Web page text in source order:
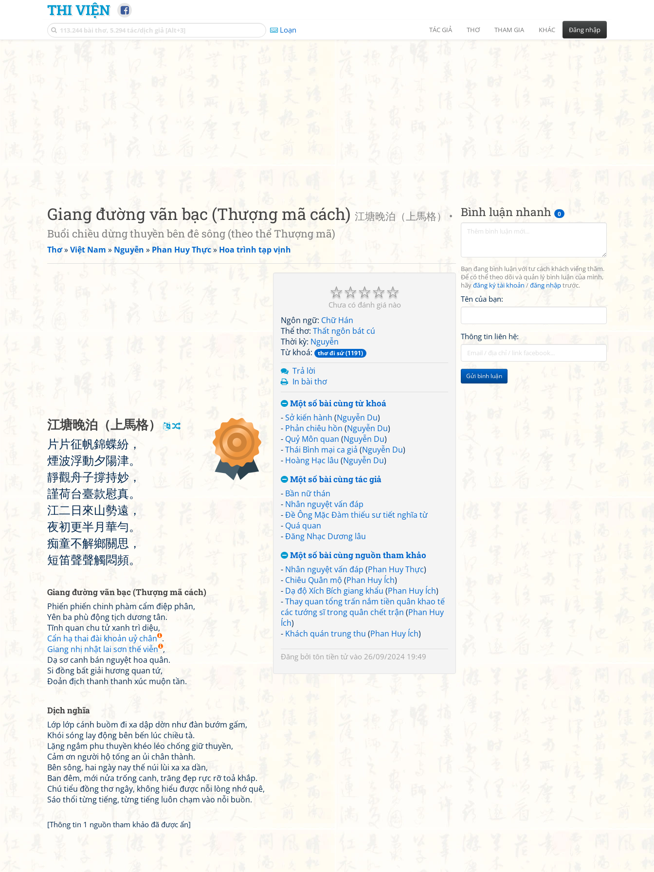
THI VIỆN
Loạn TÁC GIẢ THƠ THAM GIA KHÁC Đăng nhập
Bình luận nhanh 0
Bạn đang bình luận với tư cách khách viếng thăm.
Để có thể theo dõi và quản lý bình luận của mình,
hãyđăng ký tài khoản /đăng nhậptrước.
Tên của bạn:
Thông tin liên hệ:
Gửi bình luận
Giang đường vãn bạc (Thượng mã cách) 江塘晚泊（上馬格） •
Buổi chiều dừng thuyền bên đê sông (theo thể Thượng mã)
Thơ»Việt Nam » Nguyễn » Phan Huy Thực» Hoa trình tạp vịnh
☆
☆
☆
☆
☆
Chưa có đánh giá nào
Ngôn ngữ: Chữ Hán
Thể thơ: Thất ngôn bát cú
Thời kỳ: Nguyễn
Từ khoá:
thơ đi sứ (1191)
Trả lời
In bài thơ
Một số bài cùng từ khoá
-Sở kiến hành (Nguyễn Du)
- Phản chiêu hồn (Nguyễn Du)
- Quỷ Môn quan (Nguyễn Du)
-Thái Bình mại ca giả (Nguyễn Du)
- Hoàng Hạc lâu (Nguyễn Du)
Một số bài cùng tác giả
- Bần nữ thán
- Nhân nguyệt vấn đáp
-Đề Ông Mặc Đàm thiếu sư tiết nghĩa từ
- Quá quan
-Đăng Nhạc Dương lâu
Một số bài cùng nguồn tham khảo
- Nhân nguyệt vấn đáp (Phan Huy Thực)
- Chiêu Quân mộ (Phan Huy Ích)
- Dạ độ Xích Bích giang khẩu (Phan Huy Ích)
-Thay quan tổng trấn nắm tiền quân khao tế
các tướng sĩ trong quân chết trận (Phan Huy
Ích)
- Khách quán trung thu (Phan Huy Ích)
Đăng bởi tôn tiền tửvào 26/09/2024 19:49
江塘晚泊 （上馬格）
片片征帆錦蝶紛 ，
煙波浮動夕陽津。
靜觀舟子撐持妙 ，
謹荷台臺款慰真。
江二 日 來山勢遠 ，
夜初更半 月 華勻。
痴童不解鄉關思 ，
短笛聲聲觸悶頻。
Giang đường vãn bạc (Thượng mã cách)
Phiến phiến chinh phàm cẩm điệp phân,
Yên ba phù động tịch dương tân.
Tĩnh quan chu tử xanh trì diệu,
Cẩn hạ thai đài khoản uỷ chân .
Giang nhị nhật lai sơn thế viễn ,
Dạ sơ canh bán nguyệt hoa quân.
Si đồng bất giải hương quan tứ,
Đoản địch thanh thanh xúc muộn tần.
Dịch nghĩa
Lớp lớp cánh buồm đi xa dập dờn như đàn bướm gấm,
Khói sóng lay động bên bến lúc chiều tà.
Lặng ngắm phu thuyền khéo léo chống giữ thuyền,
Cảm ơn người hộ tống an ủi chân thành.
Bên sông, hai ngày nay thế núi lùi xa xa dần,
Ban đêm, mới nửa trống canh, trăng đẹp rực rỡ toả khắp.
Chú tiểu đồng thơ ngây, không hiểu được nỗi lòng nhớ quê,
Sáo thổi từng tiếng, từng tiếng luôn chạm vào nỗi buồn.
[Thông tin 1 nguồn tham khảo đã được ẩn]